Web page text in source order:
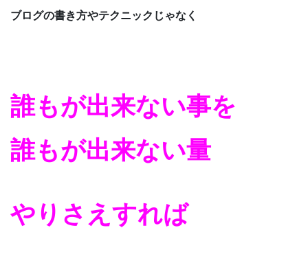
ブログの書き方やテクニックじゃなく
誰もが出来ない事を
誰もが出来ない量
やりさえすれば